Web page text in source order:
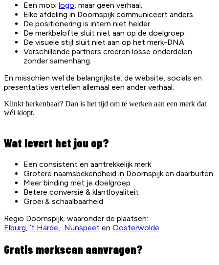
Een mooi logo, maar geen verhaal.
Elke afdeling in Doornspijk communiceert anders.
De positionering is intern niet helder.
De merkbelofte sluit niet aan op de doelgroep.
De visuele stijl sluit niet aan op het merk-DNA.
Verschillende partners creëren losse onderdelen
zonder samenhang.
En misschien wel de belangrijkste: de website, socials en
presentaties vertellen allemaal een ander verhaal.
Klinkt herkenbaar? Dan is het tijd om te werken aan een merk dat
wél klopt.
Wat levert het jou op?
Een consistent en aantrekkelijk merk
Grotere naamsbekendheid in Doornspijk en daarbuiten
Meer binding met je doelgroep
Betere conversie & klantloyaliteit
Groei & schaalbaarheid
Regio Doornspijk, waaronder de plaatsen:
Elburg, ’t Harde, Nunspeet en Oosterwolde.
Gratis merkscan aanvragen?